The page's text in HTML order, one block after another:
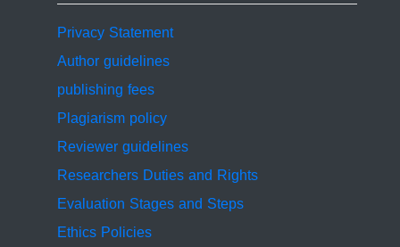
Recommendations: We recommend the study of impact
of quitting the smoking or tobacco products on
hematological parameters analyzed in the present
study.
Privacy Statement
Author guidelines
publishing fees
Plagiarism policy
Reviewer guidelines
Researchers Duties and Rights
Evaluation Stages and Steps
Ethics Policies